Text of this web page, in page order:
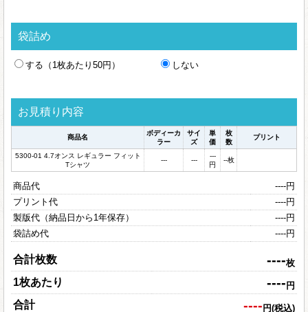
袋詰め
する（1枚あたり50円） しない
お見積り内容
商品名
ボディーカ
ラー
サイ
ズ
単
価
枚
数
プリント
5300-01 4.7オンス レギュラー フィット
Tシャツ
--- ---
---
円
--枚
商品代 ----円
プリント代
----円
製版代（納品日から1年保存）
----円
袋詰め代
----円
合計枚数 ----枚
1枚あたり ---- 円
合計 ---- 円(税込)